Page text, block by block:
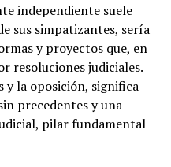
independiente suele
sus simpatizantes, sería
y proyectos que, en
resoluciones judiciales.
y la oposición, significa
precedentesy una
pilar fundamental